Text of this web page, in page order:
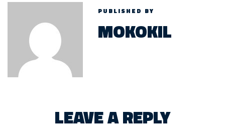
PUBLISHED BY
MOKOKIL
LEAVE A REPLY